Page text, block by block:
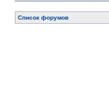
Список форумов